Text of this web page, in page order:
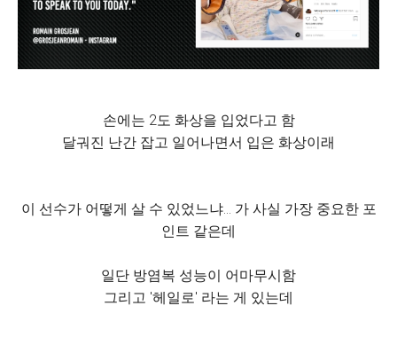
손에는 2도 화상을 입었다고 함
달궈진 난간 잡고 일어나면서 입은 화상이래
이 선수가 어떻게 살 수 있었느냐... 가 사실 가장 중요한 포
인트 같은데
일단 방염복 성능이 어마무시함
그리고 '헤일로' 라는 게 있는데